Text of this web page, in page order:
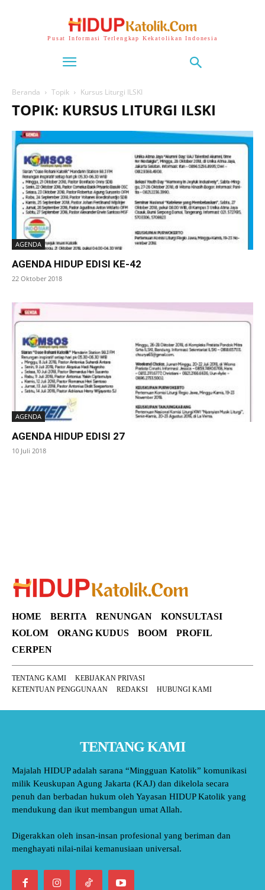
Pusat Informasi Terlengkap Kekatolikan Indonesia
Beranda Topik Kursus Liturgi ILSKI
TOPIK: KURSUS LITURGI ILSKI
AGENDA
AGENDA HIDUP EDISI KE-42
22 Oktober 2018
AGENDA
AGENDA HIDUP EDISI 27
10 Juli 2018
HOME BERITA RENUNGAN
KONSULTASI
KOLOM
ORANG KUDUS BOOM
PROFIL
CERPEN
TENTANG KAMI
KEBIJAKAN PRIVASI
KETENTUAN PENGGUNAAN
REDAKSI HUBUNGI KAMI
TENTANG KAMI
Majalah HIDUP adalah sarana “Mingguan Katolik” komunikasi
milik Keuskupan Agung Jakarta (KAJ) dan dikelola secara
penuh dan berbadan hukum oleh Yayasan HIDUP Katolik yang
mendukung dan ikut membangun umat Allah.
Digerakkan oleh insan-insan profesional yang beriman dan
menghayati nilai-nilai kemanusiaan universal.